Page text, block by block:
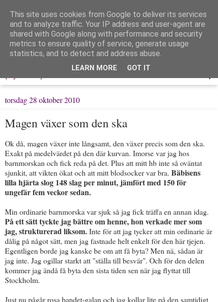
Löpning & Livet
Mitt liv, mina tankar & min träning
▼
torsdag 28 oktober 2010
Magen växer som den ska
Ok då, magen växer inte långsamt, den växer precis som den ska.
Exakt på medelvärdet på den där kurvan. Imorse var jag hos
barnmorskan och fick reda på det. Plus att mitt hb inte så oväntat
sjunkit, att vikten ökat och att mitt blodsocker var bra. Bäbisens
lilla hjärta slog 148 slag per minut, jämfört med 150 för
ungefär fem veckor sedan.
Min ordinarie barnmorska var sjuk så jag fick träffa en annan idag.
På ett sätt tyckte jag bättre om henne, hon verkade mer som
jag, strukturerad liksom.Inte för att jag tycker att min ordinarie är
dålig på något sätt, men jag fastnade helt enkelt för den här tjejen.
Egentligen borde jag kanske be om att få byta? Men nä, sådan är
jag inte. Jag ogillar starkt att "ställa till besvär". Och för den delen
kommer jag ändå få byta den sista tiden sen när jag flyttat till
Stockholm.
Just nu pågår rosa bandet-galan och jag kollar lite på den samtidigt
This site uses cookies from Google to deliver its services
and to analyze traffic. Your IP address and user-agent are
shared with Google along with performance and security
metrics to ensure quality of service, generate usage
statistics, and to detect and address abuse.
LEARN MORE GOT IT